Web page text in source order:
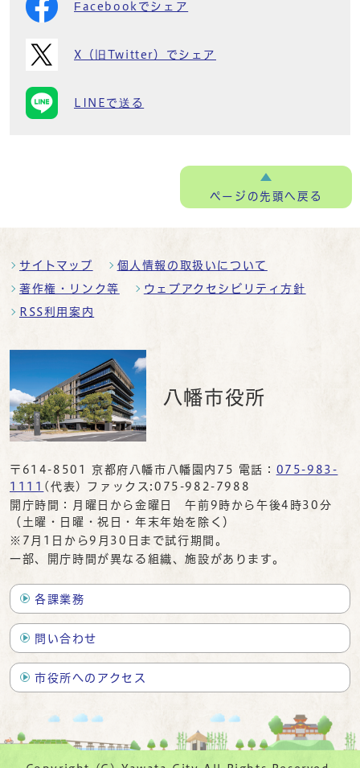
Facebookでシェア
X（旧Twitter）でシェア
LINEで送る
ページの先頭へ戻る
サイトマップ 個人情報の取扱いについて
著作権・リンク等 ウェブアクセシビリティ方針
RSS利用案内
八幡市役所
〒614-8501 京都府八幡市八幡園内75 電話： 075-983-
1111 (代表) ファックス:075-982-7988
開庁時間：月曜日から金曜日 午前9時から午後4時30分
（土曜・日曜・祝日・年末年始を除く）
※7月1日から9月30日まで試行期間。
一部、開庁時間が異なる組織、施設があります。
各課業務
問い合わせ
市役所へのアクセス